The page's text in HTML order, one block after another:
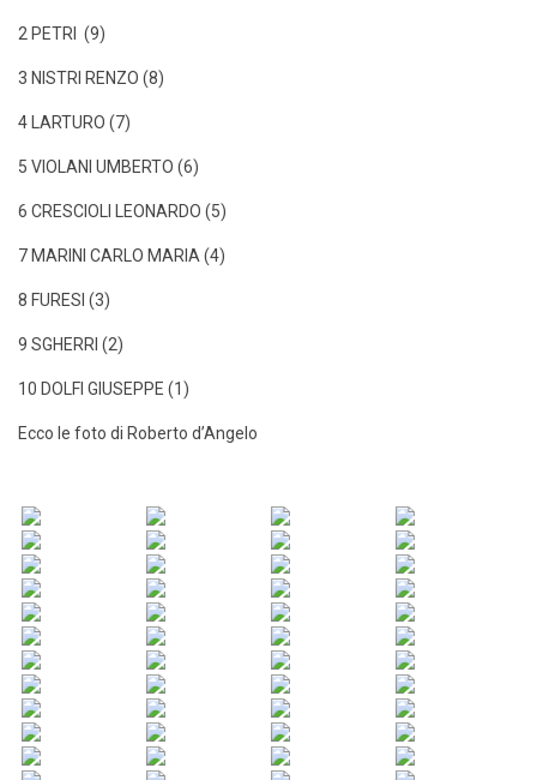
2 PETRI (9)
3 NISTRI RENZO (8)
4 LARTURO (7)
5 VIOLANI UMBERTO (6)
6 CRESCIOLI LEONARDO (5)
7 MARINI CARLO MARIA (4)
8 FURESI (3)
9 SGHERRI (2)
10 DOLFI GIUSEPPE (1)
Ecco le foto di Roberto d’Angelo